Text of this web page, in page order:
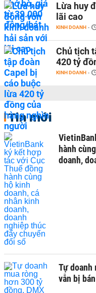
Lừa huy
lãi cao
KINH DOANH -
Chủ tịch
420 tỷ
KINH DOANH -
Tin mới
hành
doanh,
Tự doanh
vẫn bị